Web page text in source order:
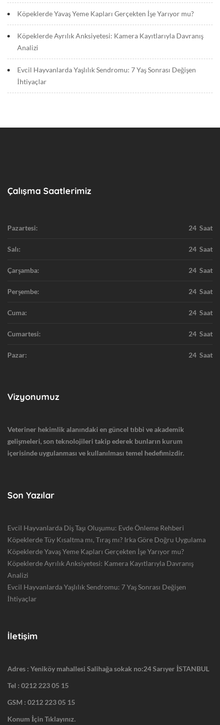
Köpeklerde Yavaş Yeme Kapları Gerçekten İşe Yarıyor mu?
Köpeklerde Ayrılık Anksiyetesi: Kamera Kayıtlarıyla Davranış
Analizi
Evcil Hayvanlarda Yaşlılık Sendromu: 7 Yaş Sonrası Değişen
İhtiyaçlar
Çalışma Saatlerimiz
Pazartesi: 24 Saat
Salı: 24 Saat
Çarşamba: 24 Saat
Perşembe: 24 Saat
Cuma: 24 Saat
Cumartesi: 24 Saat
Pazar: 24 Saat
Vizyonumuz
Veteriner hekimlik alanındaki en güncel tıbbi ve akademik
gelişmeleri, son teknolojileri takip ederek bunların kurum
içerisinde uygulanması ve kullanılması temel hedefimizdir.
Son Yazılar
Evcil Hayvanlarda Diş Taşı Oluşumu: Evde Önleme Rehberi
Köpeklerde Tüy Kısaltma mı, Tıraş mı? Irka Göre Doğru Uygulama
Köpeklerde Yavaş Yeme Kapları Gerçekten İşe Yarıyor mu?
Köpeklerde Ayrılık Anksiyetesi: Kamera Kayıtlarıyla Davranış
Analizi
Evcil Hayvanlarda Yaşlılık Sendromu: 7 Yaş Sonrası Değişen
İhtiyaçlar
İletişim
Adres : Yeniköy mahallesi Salihağa sokak no:24 Sarıyer İSTANBUL
Tel : 0212 223 05 15
GSM : 0212 223 05 15
Konum İçin Tıklayınız.